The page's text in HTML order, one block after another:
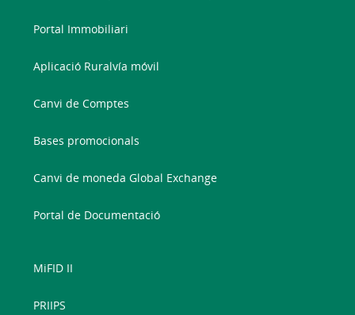
Portal Immobiliari
Aplicació Ruralvía móvil
Canvi de Comptes
Bases promocionals
Canvi de moneda Global Exchange
Portal de Documentació
MiFID II
PRIIPS